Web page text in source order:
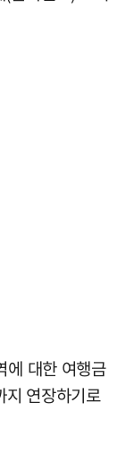
에 대한 여행금
연장하기로